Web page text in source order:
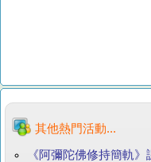
其他熱門活動...
《阿彌陀佛修持簡軌》